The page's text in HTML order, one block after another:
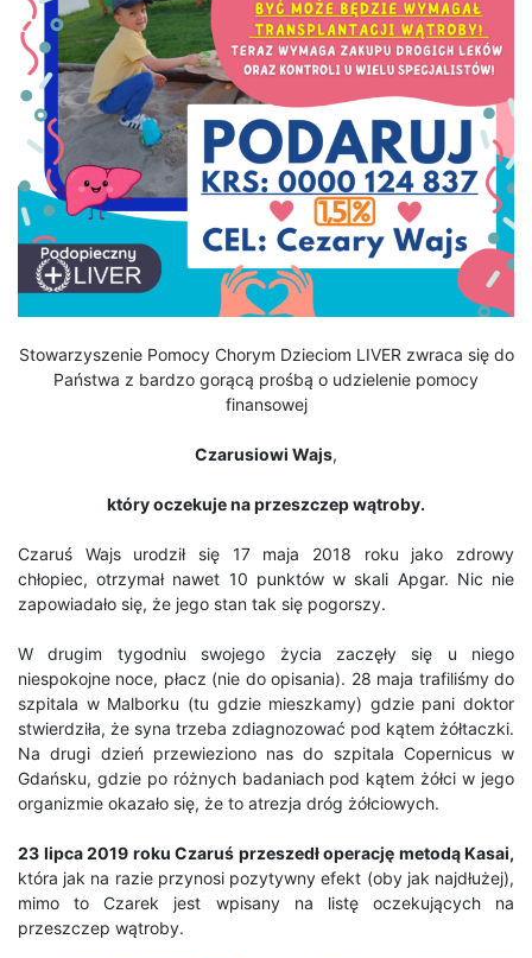
Stowarzyszenie Pomocy Chorym Dzieciom LIVER zwraca się do
Państwa z bardzo gorącą prośbą o udzielenie pomocy
finansowej
Czarusiowi Wajs,
który oczekuje na przeszczep wątroby.
Czaruś Wajs urodził się 17 maja 2018 roku jako zdrowy
chłopiec, otrzymał nawet 10 punktów w skali Apgar. Nic nie
zapowiadało się, że jego stan tak się pogorszy.
W drugim tygodniu swojego życia zaczęły się u niego
niespokojne noce, płacz (nie do opisania). 28 maja trafiliśmy do
szpitala w Malborku (tu gdzie mieszkamy) gdzie pani doktor
stwierdziła, że syna trzeba zdiagnozować pod kątem żółtaczki.
Na drugi dzień przewieziono nas do szpitala Copernicus w
Gdańsku, gdzie po różnych badaniach pod kątem żółci w jego
organizmie okazało się, że to atrezja dróg żółciowych.
23 lipca 2019 roku Czaruś przeszedł operację metodą Kasai,
która jak na razie przynosi pozytywny efekt (oby jak najdłużej),
mimo to Czarek jest wpisany na listę oczekujących na
przeszczep wątroby.